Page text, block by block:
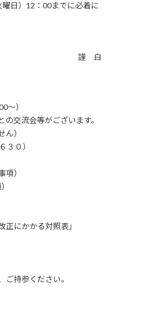
日）12：00までに必着に
謹 白
～）
流会等がございます。
）
０）
）
かかる対照表」
参ください。